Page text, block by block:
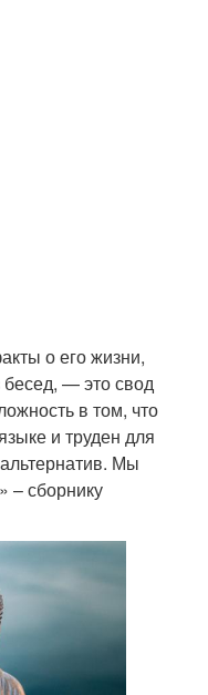
о его жизни,
— это свод
в том, что
и труден для
Мы
– сборнику